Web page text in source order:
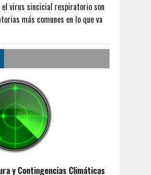
el virus sincicial respiratorio son
más comunes en lo que va
y Contingencias Climáticas